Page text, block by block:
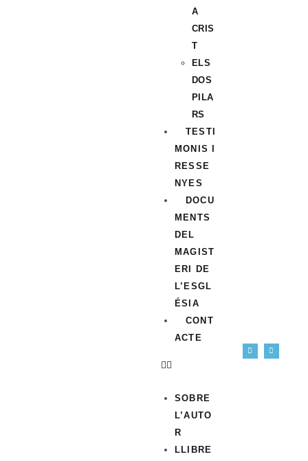
A
CRIS
T
ELS
DOS
PILA
RS
TESTI
MONIS I
RESSE
NYES
DOCU
MENTS
DEL
MAGIST
ERI DE
L’ESGL
ÉSIA
CONT
ACTE
SOBRE
L’AUTO
R
LLIBRE